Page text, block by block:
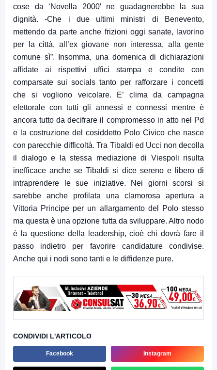
cose da ‘Novella 2000′ ne guadagnerebbe la sua
dignità. -Che i due ultimi ministri di Benevento,
mettendo da parte anche frizioni oggi sanate, lavorino
per la città, all’ex giovane non interessa, alla gente
comune sì”. Insomma, una domenica di dichiarazioni
affidate ai rispettivi uffici stampa e condite con
comparsate sui socials tanto per rafforzare i concetti
che si vogliono veicolare. E’ clima da campagna
elettorale con tutti gli annessi e connessi mentre è
ancora tutto da decifrare il compromesso in atto nel Pd
e la costruzione del cosiddetto Polo Civico che nasce
con parecchie difficoltà. Tra Tibaldi ed Ucci non decolla
il dialogo e la stessa mediazione di Viespoli risulta
inefficace anche se Tibaldi si dice sereno e libero di
intraprendere le sue iniziative. Nei giorni scorsi si
sarebbe anche profilata una clamorosa apertura a
Vittoria Principe per un allargamento del Polo stesso
ma questa è una opzione tutta da sviluppare. Altro nodo
è la questione della leadership, cioè chi dovrà fare il
passo indietro per favorire candidature condivise.
Anche qui i nodi sono tanti e le diffidenze pure.
CONDIVIDI L'ARTICOLO
Facebook Instagram